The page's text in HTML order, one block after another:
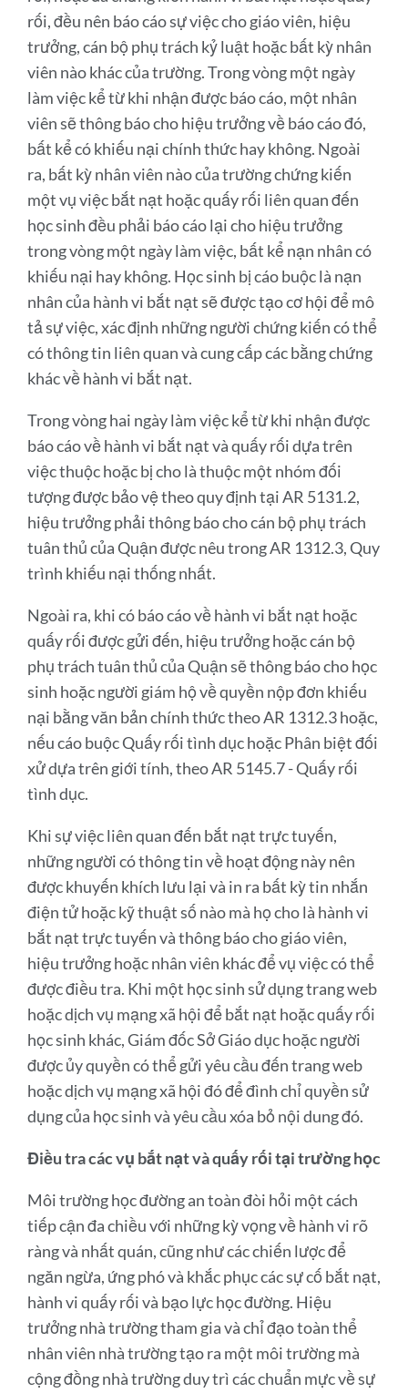
rối, đều nên báo cáo sự việc cho giáo viên, hiệu
trưởng, cán bộ phụ trách kỷ luật hoặc bất kỳ nhân
viên nào khác của trường. Trong vòng một ngày
làm việc kể từ khi nhận được báo cáo, một nhân
viên sẽ thông báo cho hiệu trưởng về báo cáo đó,
bất kể có khiếu nại chính thức hay không. Ngoài
ra, bất kỳ nhân viên nào của trường chứng kiến ​​
một vụ việc bắt nạt hoặc quấy rối liên quan đến
học sinh đều phải báo cáo lại cho hiệu trưởng
trong vòng một ngày làm việc, bất kể nạn nhân có
khiếu nại hay không. Học sinh bị cáo buộc là nạn
nhân của hành vi bắt nạt sẽ được tạo cơ hội để mô
tả sự việc, xác định những người chứng kiến ​​có thể
có thông tin liên quan và cung cấp các bằng chứng
khác về hành vi bắt nạt.
Trong vòng hai ngày làm việc kể từ khi nhận được
báo cáo về hành vi bắt nạt và quấy rối dựa trên
việc thuộc hoặc bị cho là thuộc một nhóm đối
tượng được bảo vệ theo quy định tại AR 5131.2,
hiệu trưởng phải thông báo cho cán bộ phụ trách
tuân thủ của Quận được nêu trong AR 1312.3, Quy
trình khiếu nại thống nhất.
Ngoài ra, khi có báo cáo về hành vi bắt nạt hoặc
quấy rối được gửi đến, hiệu trưởng hoặc cán bộ
phụ trách tuân thủ của Quận sẽ thông báo cho học
sinh hoặc người giám hộ về quyền nộp đơn khiếu
nại bằng văn bản chính thức theo AR 1312.3 hoặc,
nếu cáo buộc Quấy rối tình dục hoặc Phân biệt đối
xử dựa trên giới tính, theo AR 5145.7 - Quấy rối
tình dục.
Khi sự việc liên quan đến bắt nạt trực tuyến,
những người có thông tin về hoạt động này nên
được khuyến khích lưu lại và in ra bất kỳ tin nhắn
điện tử hoặc kỹ thuật số nào mà họ cho là hành vi
bắt nạt trực tuyến và thông báo cho giáo viên,
hiệu trưởng hoặc nhân viên khác để vụ việc có thể
được điều tra. Khi một học sinh sử dụng trang web
hoặc dịch vụ mạng xã hội để bắt nạt hoặc quấy rối
học sinh khác, Giám đốc Sở Giáo dục hoặc người
được ủy quyền có thể gửi yêu cầu đến trang web
hoặc dịch vụ mạng xã hội đó để đình chỉ quyền sử
dụng của học sinh và yêu cầu xóa bỏ nội dung đó.
Điều tra các vụ bắt nạt và quấy rối tại trường học
Môi trường học đường an toàn đòi hỏi một cách
tiếp cận đa chiều với những kỳ vọng về hành vi rõ
ràng và nhất quán, cũng như các chiến lược để
ngăn ngừa, ứng phó và khắc phục các sự cố bắt nạt,
hành vi quấy rối và bạo lực học đường. Hiệu
trưởng nhà trường tham gia và chỉ đạo toàn thể
nhân viên nhà trường tạo ra một môi trường mà
cộng đồng nhà trường duy trì các chuẩn mực về sự